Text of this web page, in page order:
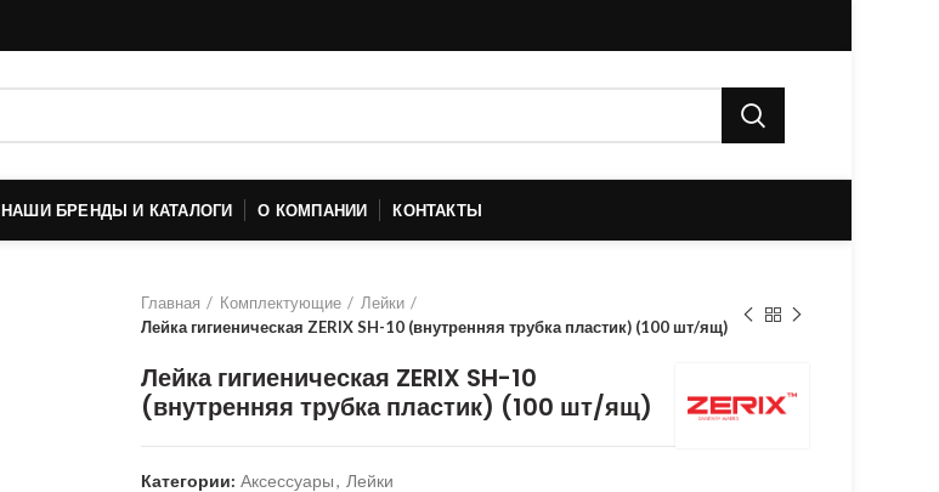
НАШИ БРЕНДЫ И КАТАЛОГИ О КОМПАНИИ КОНТАКТЫ
Главная Комплектующие
Лейки
Лейка гигиеническая ZERIX SH-10 (внутренняя трубка пластик) (100 шт/ящ)
Лейка гигиеническая ZERIX SH-10
(внутренняя трубка пластик) (100 шт/ящ)
Категории: Аксессуары, Лейки